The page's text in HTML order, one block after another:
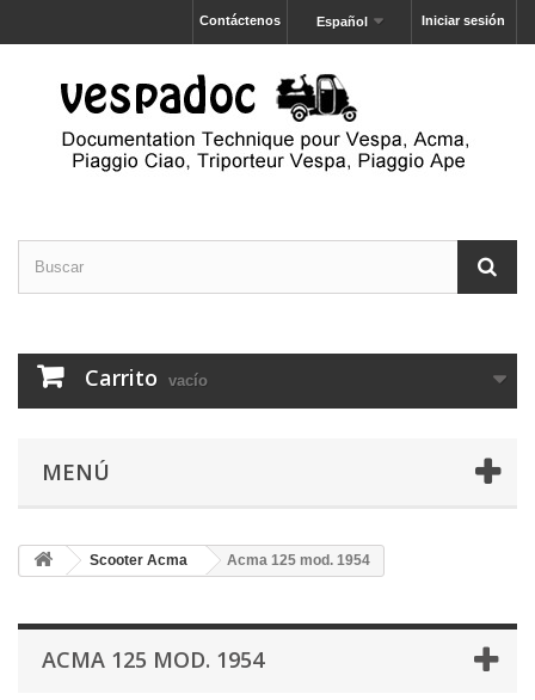
Iniciar sesión
Español
Contáctenos
Carrito vacío
MENÚ
Scooter Acma Acma 125 mod. 1954
ACMA 125 MOD. 1954